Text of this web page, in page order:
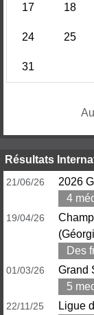
17 18
24 25
31
Résultats
21/06/26
2026
4
19/04/26
Des
01/03/26
Grand
5
22/11/25
Ligue